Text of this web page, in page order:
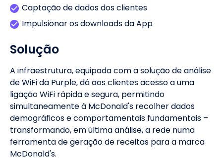
Captação de dados dos clientes
Impulsionar os downloads da App
Solução
A infraestrutura, equipada com a solução de análise
de WiFi da Purple, dá aos clientes acesso a uma
ligação WiFi rápida e segura, permitindo
simultaneamente à McDonald's recolher dados
demográficos e comportamentais fundamentais –
transformando, em última análise, a rede numa
ferramenta de geração de receitas para a marca
McDonald's.